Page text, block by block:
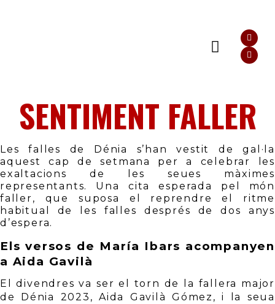
SENTIMENT FALLER
Les falles de Dénia s’han vestit de gal·la
aquest cap de setmana per a celebrar les
exaltacions de les seues màximes
representants. Una cita esperada pel món
faller, que suposa el reprendre el ritme
habitual de les falles després de dos anys
d’espera.
Els versos de María Ibars acompanyen
a Aida Gavilà
El divendres va ser el torn de la fallera major
de Dénia 2023, Aida Gavilà Gómez, i la seua